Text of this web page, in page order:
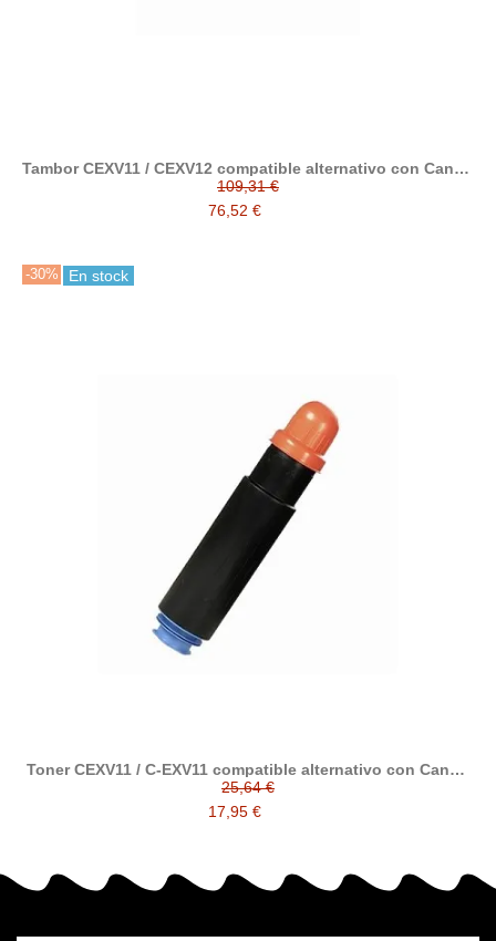
Tambor CEXV11 / CEXV12 compatible alternativo con Canon
9630A005
109,31 €
76,52 €
-30% En stock
Toner CEXV11 / C-EXV11 compatible alternativo con Canon
C-EXV11
25,64 €
17,95 €